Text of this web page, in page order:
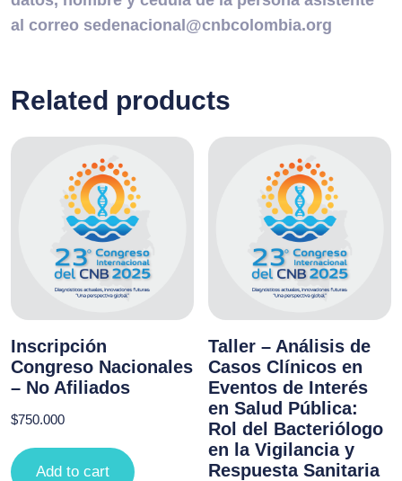
al correo sedenacional@cnbcolombia.org
Related products
Inscripción
Congreso Nacionales
– No Afiliados
$750.000
Add to cart
Taller – Análisis de
Casos Clínicos en
Eventos de Interés
en Salud Pública:
Rol del Bacteriólogo
en la Vigilancia y
Respuesta Sanitaria